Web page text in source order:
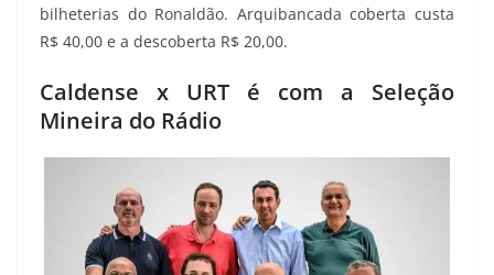
bilheterias do Ronaldão. Arquibancada coberta custa
R$ 40,00 e a descoberta R$ 20,00.
Caldense x URT é com a Seleção
Mineira do Rádio